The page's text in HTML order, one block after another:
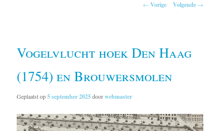
← Vorige Volgende →
Vogelvlucht hoek Den Haag
(1754) en Brouwersmolen
Geplaatst op5 september 2025doorwebmaster